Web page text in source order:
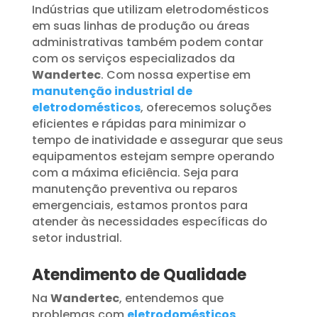
Indústrias que utilizam eletrodomésticos
em suas linhas de produção ou áreas
administrativas também podem contar
com os serviços especializados da
Wandertec. Com nossa expertise em
manutenção industrial de
eletrodomésticos, oferecemos soluções
eficientes e rápidas para minimizar o
tempo de inatividade e assegurar que seus
equipamentos estejam sempre operando
com a máxima eficiência. Seja para
manutenção preventiva ou reparos
emergenciais, estamos prontos para
atender às necessidades específicas do
setor industrial.
Atendimento de Qualidade
Na Wandertec, entendemos que